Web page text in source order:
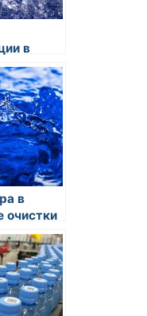
в
очистки
в
очистки
влияние